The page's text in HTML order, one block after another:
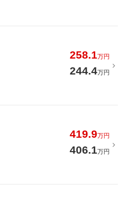
258.1万円
244.4万円
419.9万円
406.1万円